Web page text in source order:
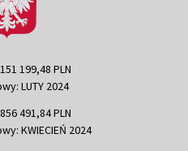
199,48 PLN
LUTY 2024
491,84 PLN
KWIECIEŃ 2024